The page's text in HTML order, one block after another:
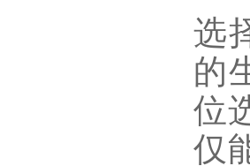
选
的
位
仅